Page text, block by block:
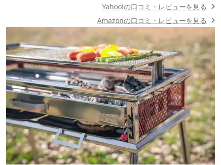
Yahoo!の口コミ・レビューを見る
Amazonの口コミ・レビューを見る